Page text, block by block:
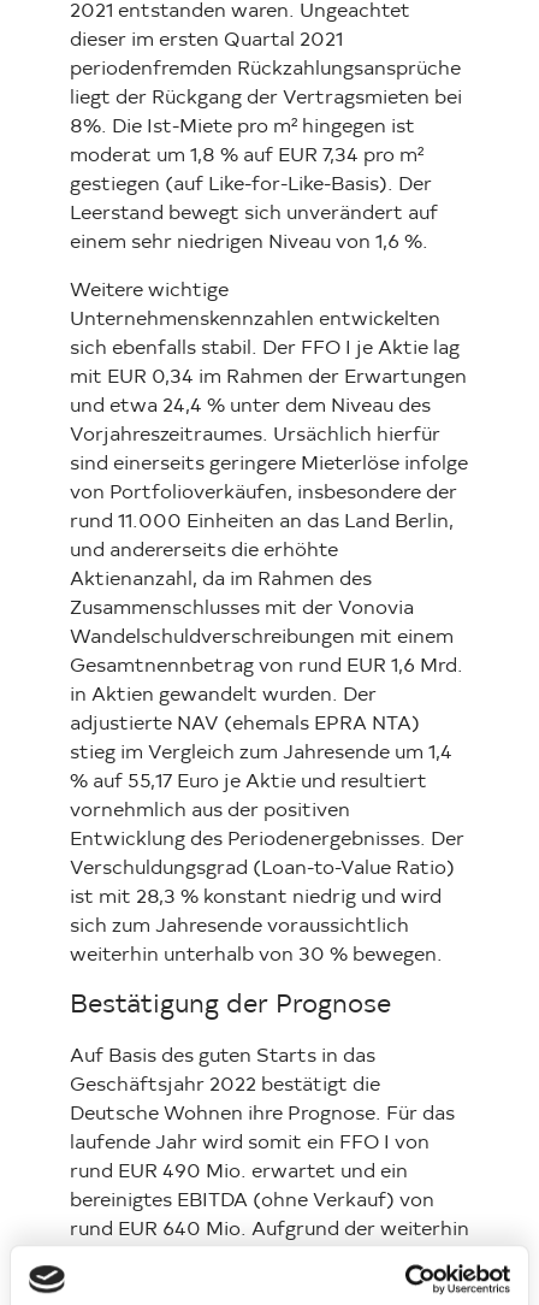
2021 entstanden waren. Ungeachtet
dieser im ersten Quartal 2021
periodenfremden Rückzahlungsansprüche
liegt der Rückgang der Vertragsmieten bei
8%. Die Ist-Miete pro m² hingegen ist
moderat um 1,8 % auf EUR 7,34 pro m²
gestiegen (auf Like-for-Like-Basis). Der
Leerstand bewegt sich unverändert auf
einem sehr niedrigen Niveau von 1,6 %.
Weitere wichtige
Unternehmenskennzahlen entwickelten
sich ebenfalls stabil. Der FFO I je Aktie lag
mit EUR 0,34 im Rahmen der Erwartungen
und etwa 24,4 % unter dem Niveau des
Vorjahreszeitraumes. Ursächlich hierfür
sind einerseits geringere Mieterlöse infolge
von Portfolioverkäufen, insbesondere der
rund 11.000 Einheiten an das Land Berlin,
und andererseits die erhöhte
Aktienanzahl, da im Rahmen des
Zusammenschlusses mit der Vonovia
Wandelschuldverschreibungen mit einem
Gesamtnennbetrag von rund EUR 1,6 Mrd.
in Aktien gewandelt wurden. Der
adjustierte NAV (ehemals EPRA NTA)
stieg im Vergleich zum Jahresende um 1,4
% auf 55,17 Euro je Aktie und resultiert
vornehmlich aus der positiven
Entwicklung des Periodenergebnisses. Der
Verschuldungsgrad (Loan-to-Value Ratio)
ist mit 28,3 % konstant niedrig und wird
sich zum Jahresende voraussichtlich
weiterhin unterhalb von 30 % bewegen.
Bestätigung der Prognose
Auf Basis des guten Starts in das
Geschäftsjahr 2022 bestätigt die
Deutsche Wohnen ihre Prognose. Für das
laufende Jahr wird somit ein FFO I von
rund EUR 490 Mio. erwartet und ein
bereinigtes EBITDA (ohne Verkauf) von
rund EUR 640 Mio. Aufgrund der weiterhin
Wohnimmobilienmarkt, insbesondere auch